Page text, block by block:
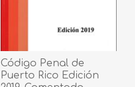
Código Penal de
Puerto Rico Edición